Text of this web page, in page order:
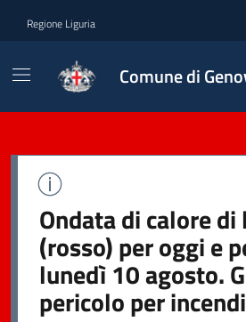
Regione Liguria
Comune di
Ondata di calore
(rosso) per oggi e
lunedì 10 agosto.
pericolo per